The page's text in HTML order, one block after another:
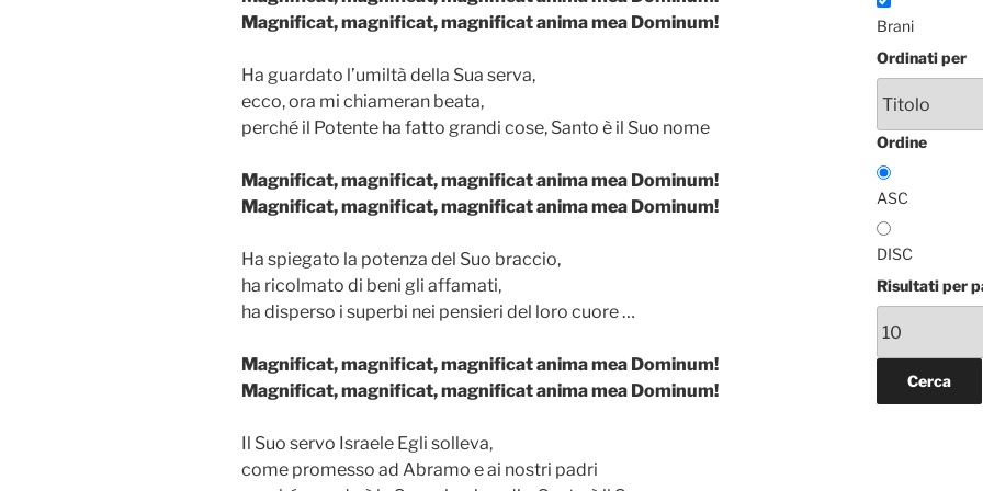
Magnificat, magnificat, magnificat anima mea Dominum!
Ha guardato l’umiltà della Sua serva,
ecco, ora mi chiameran beata,
perché il Potente ha fatto grandi cose, Santo è il Suo nome
Magnificat, magnificat, magnificat anima mea Dominum!
Magnificat, magnificat, magnificat anima mea Dominum!
Ha spiegato la potenza del Suo braccio,
ha ricolmato di beni gli affamati,
ha disperso i superbi nei pensieri del loro cuore …
Magnificat, magnificat, magnificat anima mea Dominum!
Magnificat, magnificat, magnificat anima mea Dominum!
Il Suo servo Israele Egli solleva,
come promesso ad Abramo e ai nostri padri
Brani
Ordinati per
Ordine
ASC
DISC
Risultati per